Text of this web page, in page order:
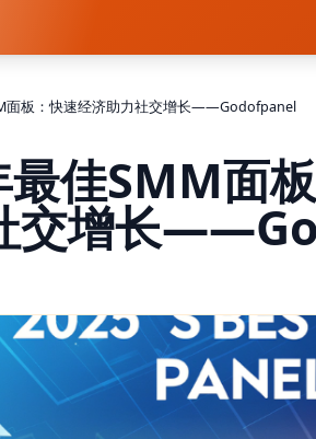
面板：快速经济助力社交增长——Godofpanel
佳SMM面
交增长